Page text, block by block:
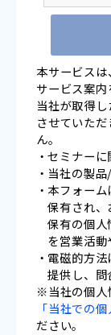
本サービス
サービス案内
当社が取得
させていた
ん。
セミナー
当社の製
本フォー
保有され
保有の個
を営業活
電磁的方法
提供し、
※当社の個人
「当社での
ださい。